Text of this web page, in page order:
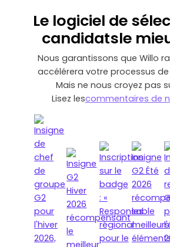
Le logiciel de
candidatsle
Nous garantissons que Willo
accélérera votre processus
Mais ne nous croyez pas
‍Lisez lescommentaires de